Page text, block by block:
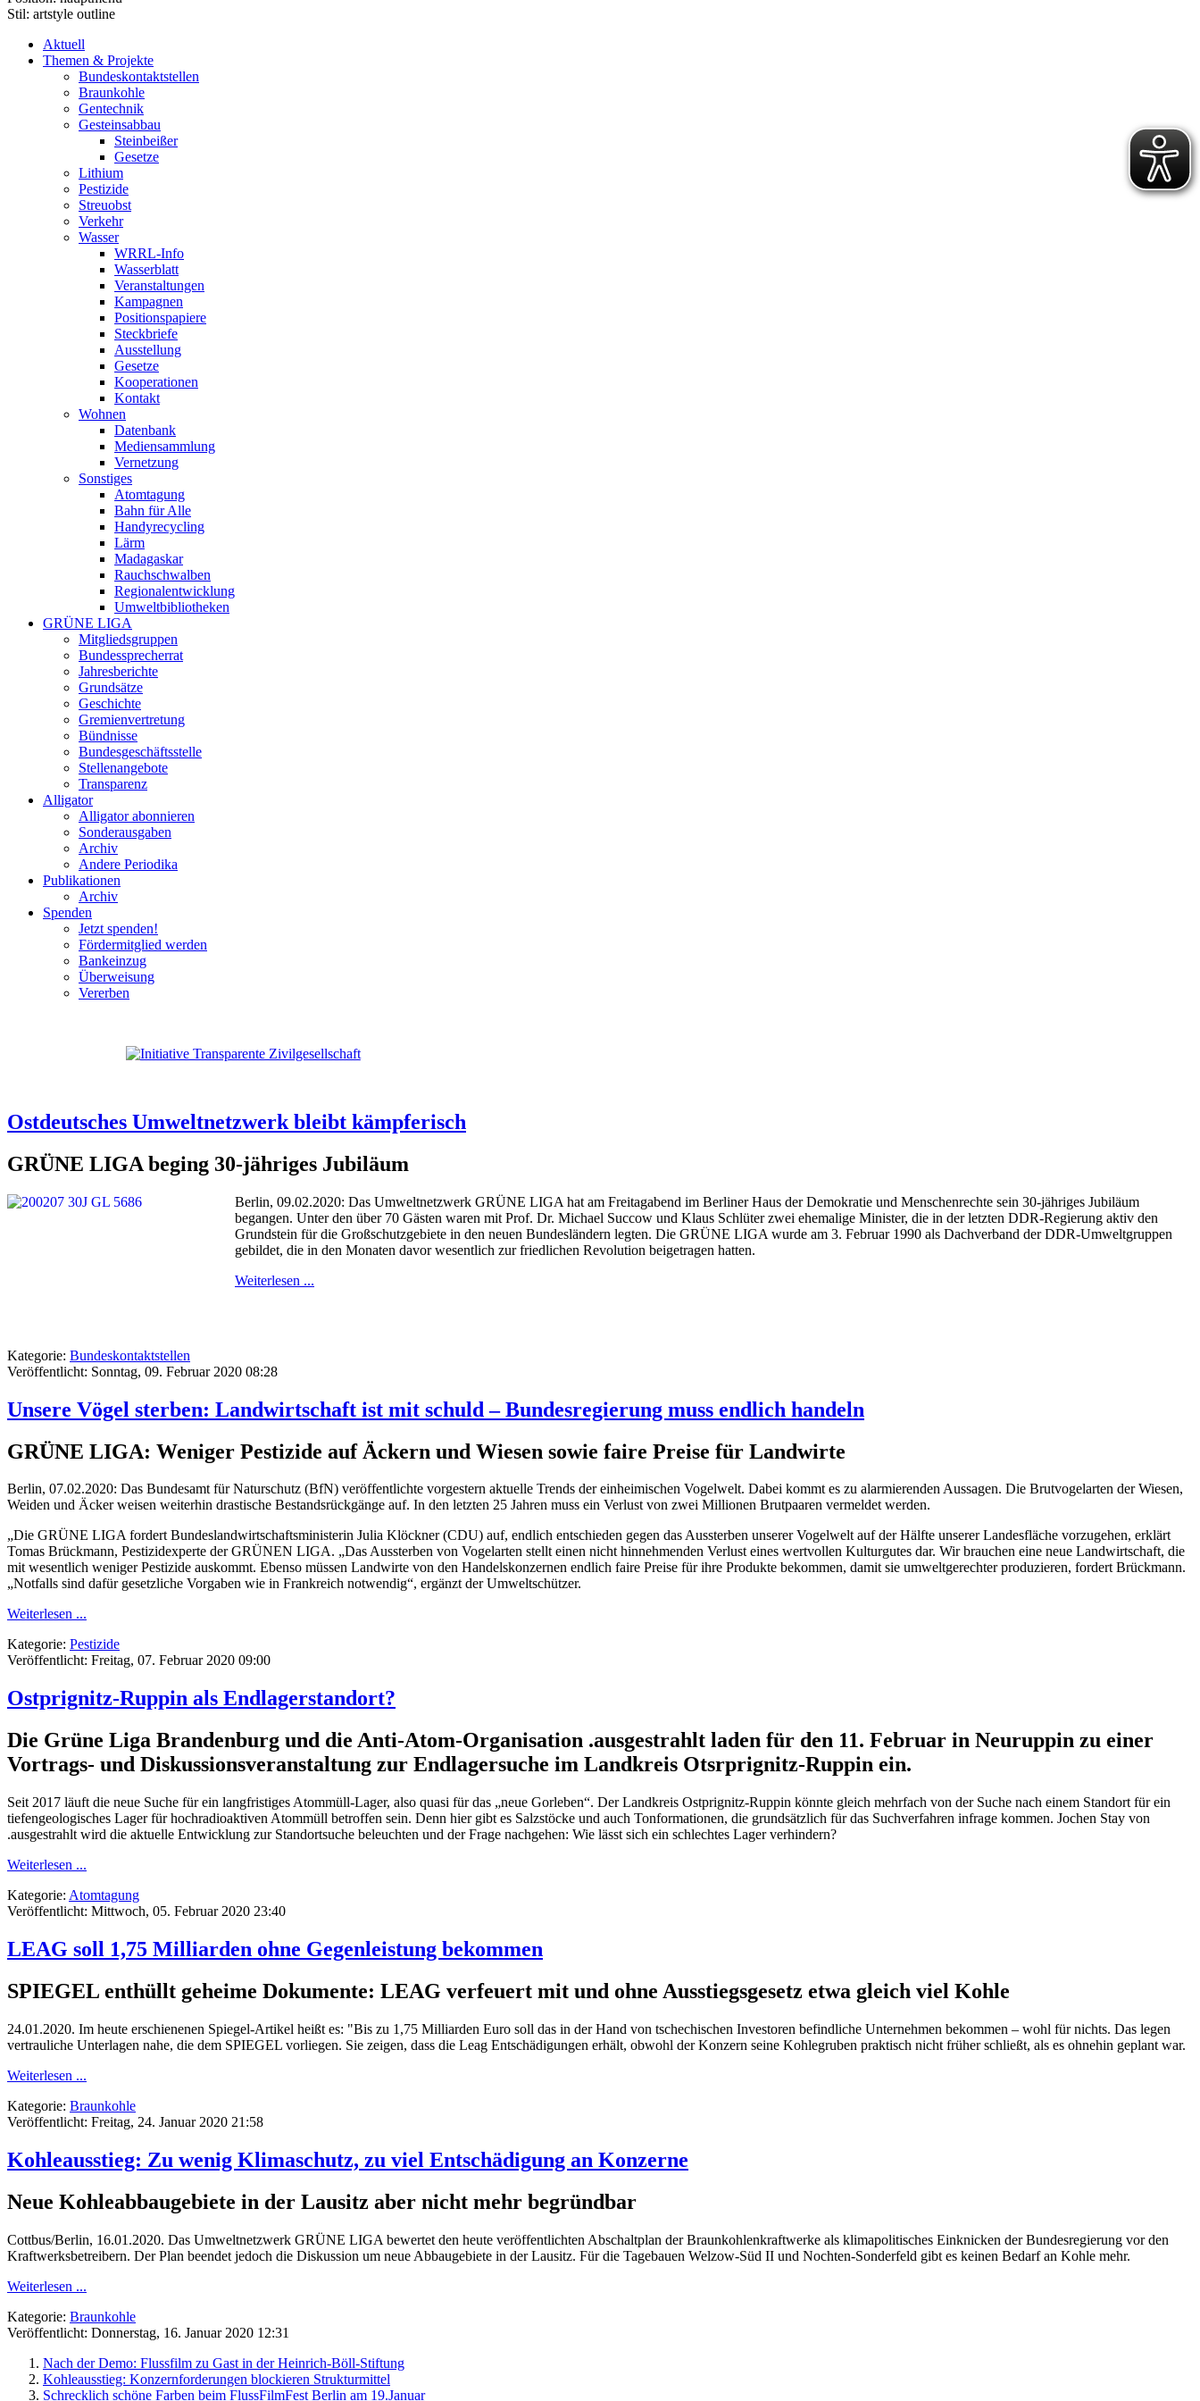
Stil: artstyle outline
Aktuell
Themen & Projekte
Bundeskontaktstellen
Braunkohle
Gentechnik
Gesteinsabbau
Steinbeißer
Gesetze
Lithium
Pestizide
Streuobst
Verkehr
Wasser
WRRL-Info
Wasserblatt
Veranstaltungen
Kampagnen
Positionspapiere
Steckbriefe
Ausstellung
Gesetze
Kooperationen
Kontakt
Wohnen
Datenbank
Mediensammlung
Vernetzung
Sonstiges
Atomtagung
Bahn für Alle
Handyrecycling
Lärm
Madagaskar
Rauchschwalben
Regionalentwicklung
Umweltbibliotheken
GRÜNE LIGA
Mitgliedsgruppen
Bundessprecherrat
Jahresberichte
Grundsätze
Geschichte
Gremienvertretung
Bündnisse
Bundesgeschäftsstelle
Stellenangebote
Transparenz
Alligator
Alligator abonnieren
Sonderausgaben
Archiv
Andere Periodika
Publikationen
Archiv
Spenden
Jetzt spenden!
Fördermitglied werden
Bankeinzug
Überweisung
Vererben
Ostdeutsches Umweltnetzwerk bleibt kämpferisch
GRÜNE LIGA beging 30-jähriges Jubiläum
Berlin, 09.02.2020: Das Umweltnetzwerk GRÜNE LIGA hat am Freitagabend im Berliner Haus der Demokratie und Menschenrechte sein 30-jähriges Jubiläum
begangen. Unter den über 70 Gästen waren mit Prof. Dr. Michael Succow und Klaus Schlüter zwei ehemalige Minister, die in der letzten DDR-Regierung aktiv den
Grundstein für die Großschutzgebiete in den neuen Bundesländern legten. Die GRÜNE LIGA wurde am 3. Februar 1990 als Dachverband der DDR-Umweltgruppen
gebildet, die in den Monaten davor wesentlich zur friedlichen Revolution beigetragen hatten.
Weiterlesen ...
Kategorie: Bundeskontaktstellen
Veröffentlicht: Sonntag, 09. Februar 2020 08:28
Unsere Vögel sterben: Landwirtschaft ist mit schuld – Bundesregierung muss endlich handeln
GRÜNE LIGA: Weniger Pestizide auf Äckern und Wiesen sowie faire Preise für Landwirte
Berlin, 07.02.2020: Das Bundesamt für Naturschutz (BfN) veröffentlichte vorgestern aktuelle Trends der einheimischen Vogelwelt. Dabei kommt es zu alarmierenden Aussagen. Die Brutvogelarten der Wiesen,
Weiden und Äcker weisen weiterhin drastische Bestandsrückgänge auf. In den letzten 25 Jahren muss ein Verlust von zwei Millionen Brutpaaren vermeldet werden.
„Die GRÜNE LIGA fordert Bundeslandwirtschaftsministerin Julia Klöckner (CDU) auf, endlich entschieden gegen das Aussterben unserer Vogelwelt auf der Hälfte unserer Landesfläche vorzugehen, erklärt
Tomas Brückmann, Pestizidexperte der GRÜNEN LIGA. „Das Aussterben von Vogelarten stellt einen nicht hinnehmenden Verlust eines wertvollen Kulturgutes dar. Wir brauchen eine neue Landwirtschaft, die
mit wesentlich weniger Pestizide auskommt. Ebenso müssen Landwirte von den Handelskonzernen endlich faire Preise für ihre Produkte bekommen, damit sie umweltgerechter produzieren, fordert Brückmann.
„Notfalls sind dafür gesetzliche Vorgaben wie in Frankreich notwendig“, ergänzt der Umweltschützer.
Weiterlesen ...
Kategorie: Pestizide
Veröffentlicht: Freitag, 07. Februar 2020 09:00
Ostprignitz-Ruppin als Endlagerstandort?
Die Grüne Liga Brandenburg und die Anti-Atom-Organisation .ausgestrahlt laden für den 11. Februar in Neuruppin zu einer
Vortrags- und Diskussionsveranstaltung zur Endlagersuche im Landkreis Otsrprignitz-Ruppin ein.
Seit 2017 läuft die neue Suche für ein langfristiges Atommüll-Lager, also quasi für das „neue Gorleben“. Der Landkreis Ostprignitz-Ruppin könnte gleich mehrfach von der Suche nach einem Standort für ein
tiefengeologisches Lager für hochradioaktiven Atommüll betroffen sein. Denn hier gibt es Salzstöcke und auch Tonformationen, die grundsätzlich für das Suchverfahren infrage kommen. Jochen Stay von
.ausgestrahlt wird die aktuelle Entwicklung zur Standortsuche beleuchten und der Frage nachgehen: Wie lässt sich ein schlechtes Lager verhindern?
Weiterlesen ...
Kategorie: Atomtagung
Veröffentlicht: Mittwoch, 05. Februar 2020 23:40
LEAG soll 1,75 Milliarden ohne Gegenleistung bekommen
SPIEGEL enthüllt geheime Dokumente: LEAG verfeuert mit und ohne Ausstiegsgesetz etwa gleich viel Kohle
24.01.2020. Im heute erschienenen Spiegel-Artikel heißt es: "Bis zu 1,75 Milliarden Euro soll das in der Hand von tschechischen Investoren befindliche Unternehmen bekommen – wohl für nichts. Das legen
vertrauliche Unterlagen nahe, die dem SPIEGEL vorliegen. Sie zeigen, dass die Leag Entschädigungen erhält, obwohl der Konzern seine Kohlegruben praktisch nicht früher schließt, als es ohnehin geplant war.
Weiterlesen ...
Kategorie: Braunkohle
Veröffentlicht: Freitag, 24. Januar 2020 21:58
Kohleausstieg: Zu wenig Klimaschutz, zu viel Entschädigung an Konzerne
Neue Kohleabbaugebiete in der Lausitz aber nicht mehr begründbar
Cottbus/Berlin, 16.01.2020. Das Umweltnetzwerk GRÜNE LIGA bewertet den heute veröffentlichten Abschaltplan der Braunkohlenkraftwerke als klimapolitisches Einknicken der Bundesregierung vor den
Kraftwerksbetreibern. Der Plan beendet jedoch die Diskussion um neue Abbaugebiete in der Lausitz. Für die Tagebauen Welzow-Süd II und Nochten-Sonderfeld gibt es keinen Bedarf an Kohle mehr.
Weiterlesen ...
Kategorie: Braunkohle
Veröffentlicht: Donnerstag, 16. Januar 2020 12:31
Nach der Demo: Flussfilm zu Gast in der Heinrich-Böll-Stiftung
Kohleausstieg: Konzernforderungen blockieren Strukturmittel
Schrecklich schöne Farben beim FlussFilmFest Berlin am 19.Januar